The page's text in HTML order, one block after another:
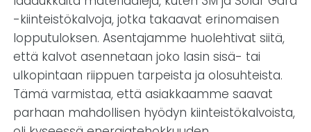
-kiinteistökalvoja, jotka takaavat erinomaisen
lopputuloksen. Asentajamme huolehtivat siitä,
että kalvot asennetaan joko lasin sisä- tai
ulkopintaan riippuen tarpeista ja olosuhteista.
Tämä varmistaa, että asiakkaamme saavat
parhaan mahdollisen hyödyn kiinteistökalvoista,